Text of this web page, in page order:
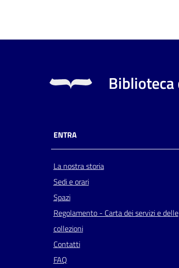
ENTRA
La nostra storia
Sedi e orari
Spazi
Regolamento - Carta dei servizi e delle
collezioni
Contatti
FAQ